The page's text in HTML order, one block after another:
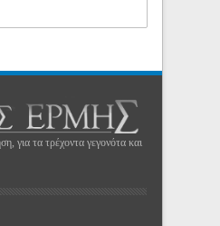
για τα τρέχοντα γεγονότα και